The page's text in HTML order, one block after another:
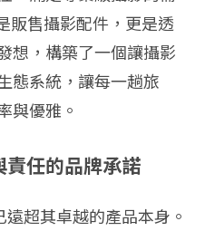
販售攝影配件，更是透
想，構築了一個讓攝影
態系統，讓每一趟旅
與優雅。
任的品牌承諾
超其卓越的產品本身。